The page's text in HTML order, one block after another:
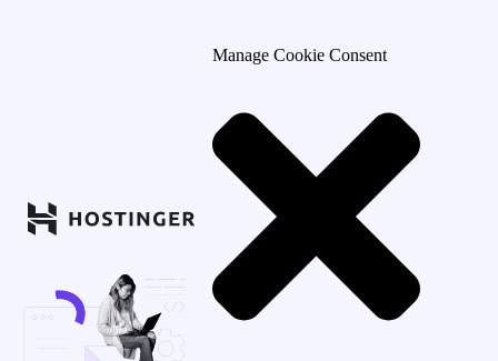
Manage Cookie Consent